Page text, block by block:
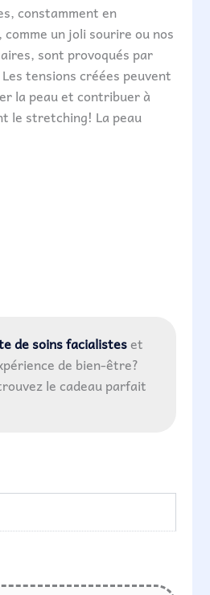
constamment en
un joli sourire ou nos
sont provoqués par
tensions créées peuvent
la peau et contribuer à
le stretching! La peau
de soins facialisteset
de bien-être?
le cadeau parfait